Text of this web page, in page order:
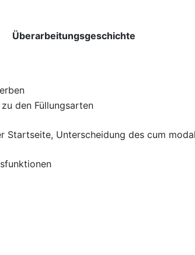
Überarbeitungsgeschichte
den Füllungsarten
Startseite, Unterscheidung des cum